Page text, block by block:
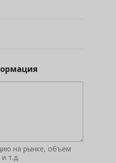
на рынке, объем
т.д.